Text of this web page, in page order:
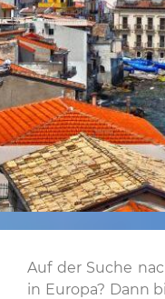
Auf der Suche
in Europa? Dann